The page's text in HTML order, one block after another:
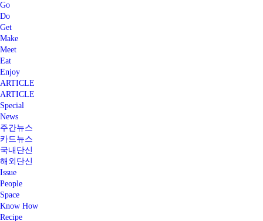
Go
Do
Get
Make
Meet
Eat
Enjoy
ARTICLE
ARTICLE
Special
News
주간뉴스
카드뉴스
국내단신
해외단신
Issue
People
Space
Know How
Recipe